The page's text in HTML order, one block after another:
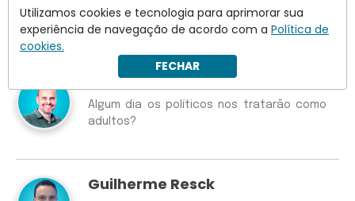
Utilizamos cookies e tecnologia para aprimorar sua
experiência de navegação de acordo com a Política de
cookies.
FECHAR
Ricardo Kertzman
Algum dia os políticos nos tratarão como
adultos?
Guilherme Resck